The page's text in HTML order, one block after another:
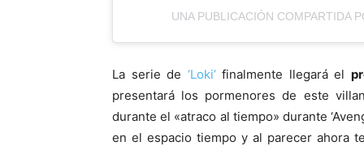
UNA PUBLICACIÓN COMPARTIDA
La serie de ‘Loki’finalmente llegará el
presentará los pormenores de este
durante el «atraco al tiempo» durante
en el espacio tiempo y al parecer ahora